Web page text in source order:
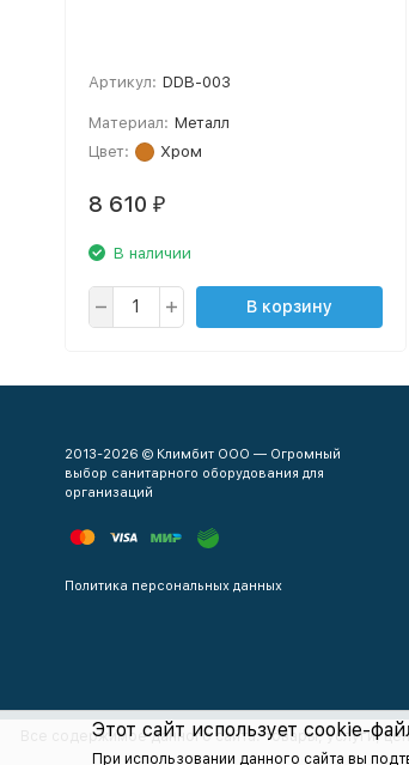
Этот сайт использует cookie-
При использовании данного сайта вы
Артикул: DDB-003
Материал: Металл
Цвет:
Хром
8 610 ₽
В наличии
В корзину
2013-2026 © Климбит ООО — Огромный
выбор санитарного оборудования для
организаций
Политика персональных данных
Все содержимое данного сайта: товары, услуги,